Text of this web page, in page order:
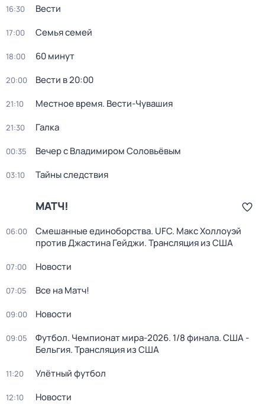
16:30 Вести
17:00 Семья семей
18:00 60 минут
20:00 Вести в 20:00
21:10 Местное время. Вести-Чувашия
21:30 Галка
00:35 Вечер с Владимиром Соловьёвым
03:10 Тайны следствия
МАТЧ!
06:00
Смешанные единоборства. UFC. Макс Холлоуэй
против Джастина Гейджи. Трансляция из США
07:00 Новости
07:05 Все на Матч!
09:00 Новости
09:05
Футбол. Чемпионат мира-2026. 1/8 финала. США -
Бельгия. Трансляция из США
11:20 Улётный футбол
12:10 Новости